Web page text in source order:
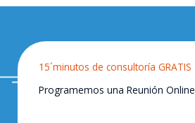
15´minutos de consultoría GRATIS
Programemos una Reunión Online